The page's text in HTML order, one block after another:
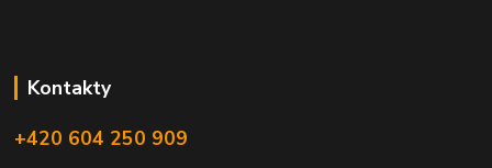
Kontakty
+420 604 250 909